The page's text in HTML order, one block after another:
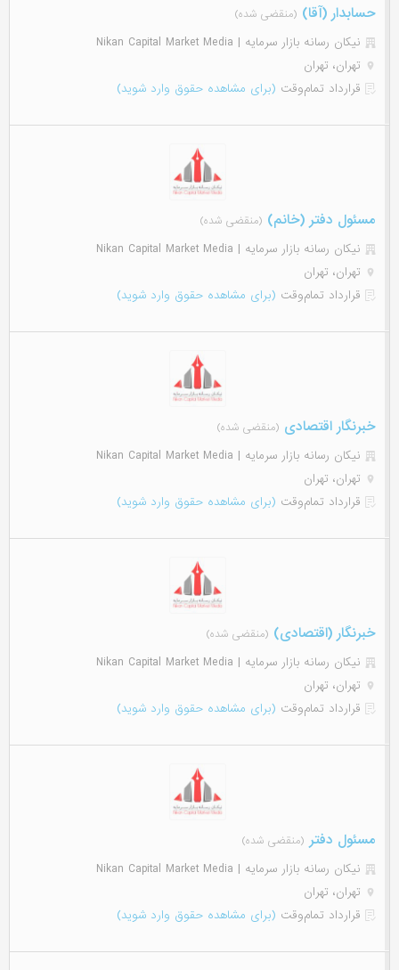
حسابدار (آقا) (منقضی شده)
نیکان رسانه بازار سرمایه | Nikan Capital Market Media
تهران، تهران
قرارداد تمام‌وقت (برای مشاهده حقوق وارد شوید)
مسئول دفتر (خانم) (منقضی شده)
نیکان رسانه بازار سرمایه | Nikan Capital Market Media
تهران، تهران
قرارداد تمام‌وقت (برای مشاهده حقوق وارد شوید)
خبرنگار اقتصادی (منقضی شده)
نیکان رسانه بازار سرمایه | Nikan Capital Market Media
تهران، تهران
قرارداد تمام‌وقت (برای مشاهده حقوق وارد شوید)
خبرنگار (اقتصادی) (منقضی شده)
نیکان رسانه بازار سرمایه | Nikan Capital Market Media
تهران، تهران
قرارداد تمام‌وقت (برای مشاهده حقوق وارد شوید)
مسئول دفتر (منقضی شده)
نیکان رسانه بازار سرمایه | Nikan Capital Market Media
تهران، تهران
قرارداد تمام‌وقت (برای مشاهده حقوق وارد شوید)